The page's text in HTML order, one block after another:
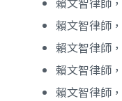
賴文智律師，
賴文智律師，
賴文智律師，
賴文智律師，